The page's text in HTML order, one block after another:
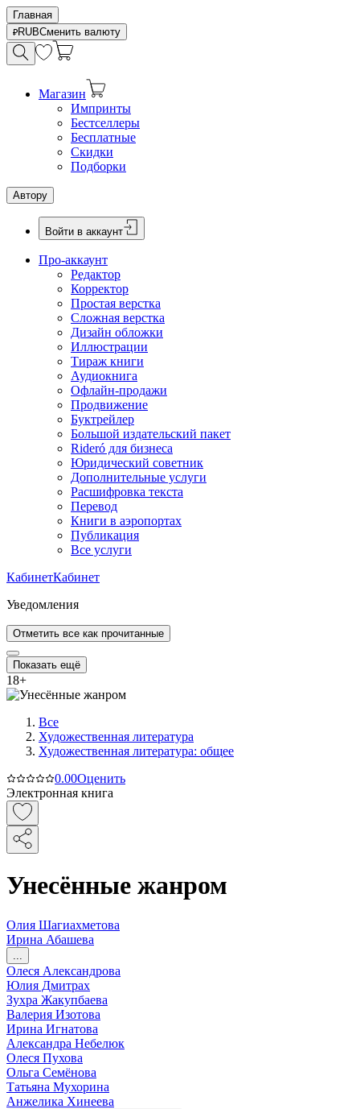
Главная
RUBСменить валюту
Магазин
Импринты
Бестселлеры
Бесплатные
Скидки
Подборки
Автору
Войти в аккаунт
Про-аккаунт
Редактор
Корректор
Простая верстка
Сложная верстка
Дизайн обложки
Иллюстрации
Тираж книги
Аудиокнига
Офлайн-продажи
Продвижение
Буктрейлер
Большой издательский пакет
Rideró для бизнеса
Юридический советник
Дополнительные услуги
Расшифровка текста
Перевод
Книги в аэропортах
Публикация
Все услуги
КабинетКабинет
Уведомления
Отметить все как прочитанные
Показать ещё
18+
Все
Художественная литература
Художественная литература: общее
0.00Оценить
Электронная книга
Унесённые жанром
Олия Шагиахметова
Ирина Абашева
Олеся Александрова
Юлия Дмитрах
Зухра Жакупбаева
Валерия Изотова
Ирина Игнатова
Александрa Небелюк
Олеся Пухова
Ольга Семёнова
Татьяна Мухорина
Анжелика Хинеева